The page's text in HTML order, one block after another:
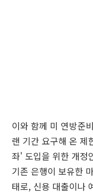
이와 함께 미 연방준
랜 기간 요구해 온 제
좌' 도입을 위한 개정
기존 은행이 보유한
태로, 신용 대출이나